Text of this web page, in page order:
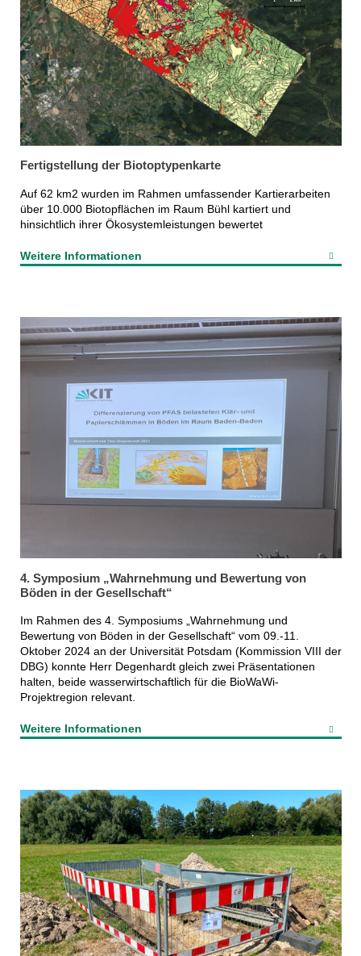
Fertigstellung der Biotoptypenkarte
Auf 62 km2 wurden im Rahmen umfassender Kartierarbeiten
über 10.000 Biotopflächen im Raum Bühl kartiert und
hinsichtlich ihrer Ökosystemleistungen bewertet
Weitere Informationen
4. Symposium „Wahrnehmung und Bewertung von
Böden in der Gesellschaft“
Im Rahmen des 4. Symposiums „Wahrnehmung und
Bewertung von Böden in der Gesellschaft“ vom 09.-11.
Oktober 2024 an der Universität Potsdam (Kommission VIII der
DBG) konnte Herr Degenhardt gleich zwei Präsentationen
halten, beide wasserwirtschaftlich für die BioWaWi-
Projektregion relevant.
Weitere Informationen